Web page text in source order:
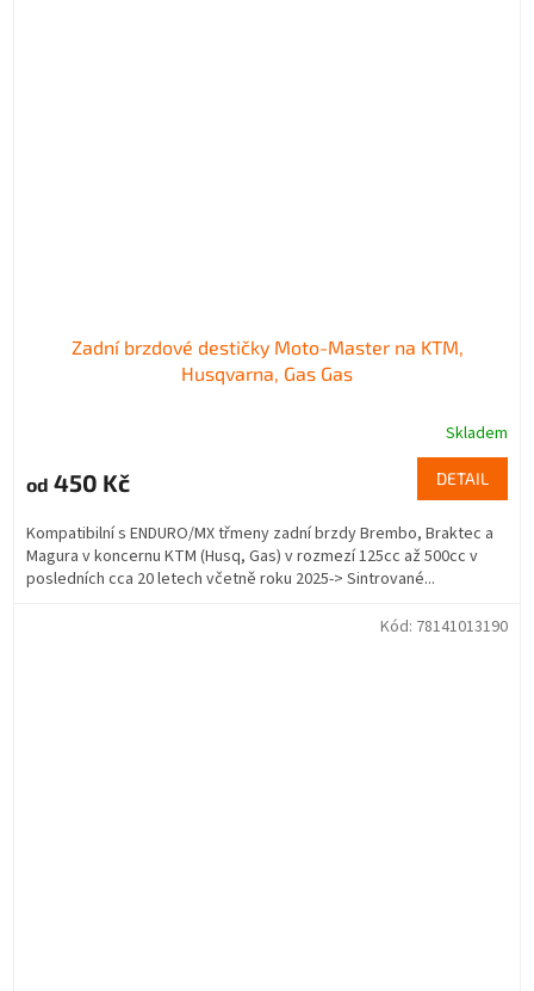
Zadní brzdové destičky Moto-Master na KTM,
Husqvarna, Gas Gas
Skladem
od 450 Kč DETAIL
Kompatibilní s ENDURO/MX třmeny zadní brzdy Brembo, Braktec a
Magura v koncernu KTM (Husq, Gas) v rozmezí 125cc až 500cc v
posledních cca 20 letech včetně roku 2025-> Sintrované...
Kód: 78141013190